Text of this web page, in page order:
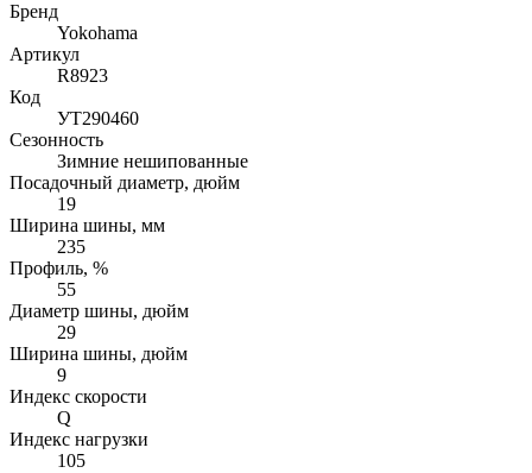
Бренд
Yokohama
Артикул
R8923
Код
УТ290460
Сезонность
Зимние нешипованные
Посадочный диаметр, дюйм
19
Ширина шины, мм
235
Профиль, %
55
Диаметр шины, дюйм
29
Ширина шины, дюйм
9
Индекс скорости
Q
Индекс нагрузки
105